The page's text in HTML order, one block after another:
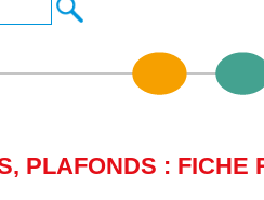
PLAFONDS : FICHE